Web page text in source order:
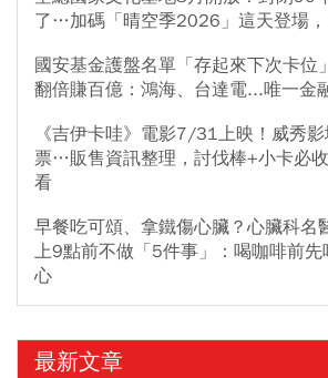
了…加碼「晴空季2026」這天登場
國安基金護盤名單「存起來下次卡
翻倍賺百億：鴻海、台達電...唯一金
《吉伊卡哇》電影7/31上映！威秀
票…販售資訊整理，討伐棒+小卡必
看
早餐吃可頌、拿鐵傷心臟？心臟科名
上9點前不做「5件事」：喝咖啡前
心
最新文章